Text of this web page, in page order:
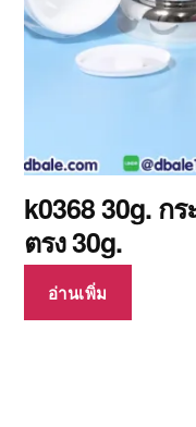
k0368 30g. ก
ตรง 30g.
อ่านเพิ่ม